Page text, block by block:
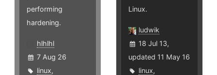
performing
hardening.
hlhlhl
7 Aug 26
linux,
Linux.
ludwik
18 Jul 13,
updated 11 May 16
linux,